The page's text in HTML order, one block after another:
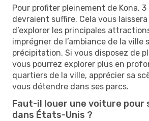
Pour profiter pleinement de Kona, 3
devraient suffire. Cela vous
d’explorer les principales
imprégner de l’ambiance de la ville
précipitation. Si vous disposez de
vous pourrez explorer plus en
quartiers de la ville, apprécier sa
vous détendre dans ses parcs.
Faut-il louer une voiture pour
dans États-Unis ?